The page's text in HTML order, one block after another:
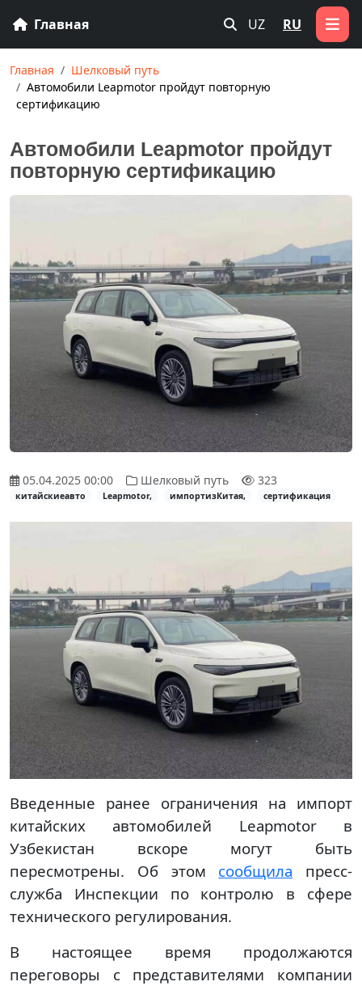
Главная UZ RU
Главная
Шелковый путь
Автомобили Leapmotor пройдут повторную
сертификацию
Автомобили Leapmotor пройдут
повторную сертификацию
05.04.2025 00:00 Шелковый путь 323
китайскиеавто Leapmotor, импортизКитая, сертификация
Введенные ранее ограничения на импорт
китайских автомобилей Leapmotor в
Узбекистан вскоре могут быть
пересмотрены. Об этом сообщила пресс-
служба Инспекции по контролю в сфере
технического регулирования.
В настоящее время продолжаются
переговоры с представителями компании